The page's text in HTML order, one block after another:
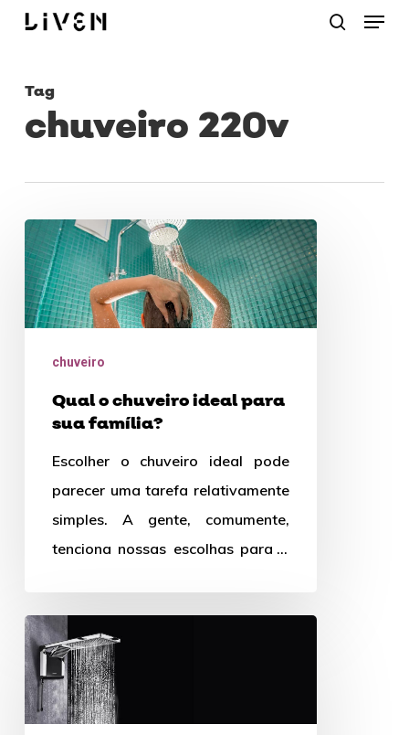
Skip
content
Menu
Tag
chuveiro 220v
Qual
o
chuveiro
ideal
família?
chuveiro
Qual o chuveiro ideal para
sua família?
Escolher o chuveiro ideal pode
parecer uma tarefa relativamente
simples. A gente, comumente,
tenciona nossas escolhas para o
Como
escolher
o
melhor